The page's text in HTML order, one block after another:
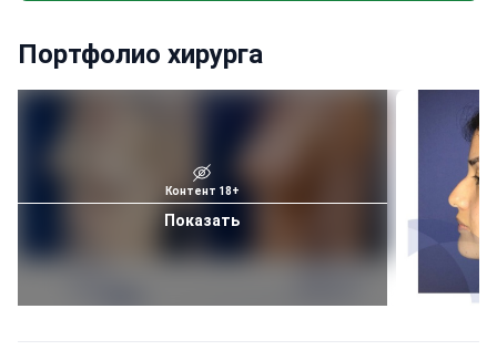
Портфолио хирурга
Контент 18+
Показать